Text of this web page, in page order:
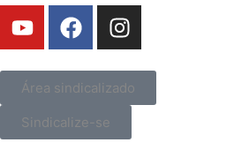
Área sindicalizado
Sindicalize-se